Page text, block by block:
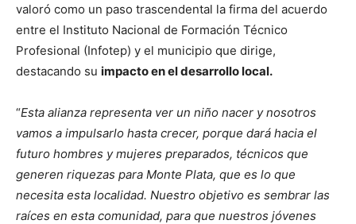
valoró como un paso trascendental la firma del acuerdo
entre el Instituto Nacional de Formación Técnico
Profesional (Infotep) y el municipio que dirige,
destacando su impacto en el desarrollo local.
“Esta alianza representa ver un niño nacer y nosotros
vamos a impulsarlo hasta crecer, porque dará hacia el
futuro hombres y mujeres preparados, técnicos que
generen riquezas para Monte Plata, que es lo que
necesita esta localidad. Nuestro objetivo es sembrar las
raíces en esta comunidad, para que nuestros jóvenes